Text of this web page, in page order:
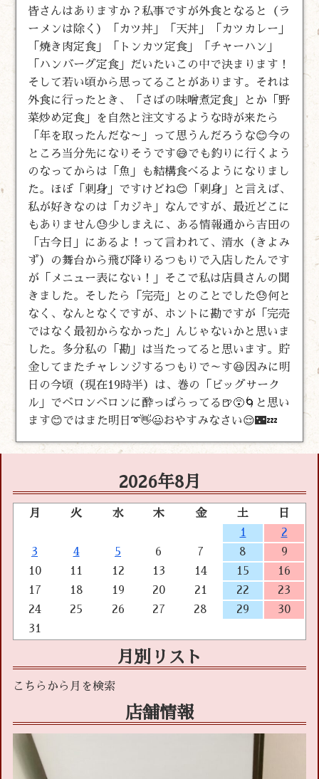
皆さんはありますか？私事ですが外食となると（ラ
ーメンは除く）「カツ丼」「天丼」「カツカレー」
「焼き肉定食」「トンカツ定食」「チャーハン」
「ハンバーグ定食」だいたいこの中で決まります！
そして若い頃から思ってることがあります。それは
外食に行ったとき、「さばの味噌煮定食」とか「野
菜炒め定食」を自然と注文するような時が来たら
「年を取ったんだな～」って思うんだろうな😊今の
ところ当分先になりそうです😅でも釣りに行くよう
のなってからは「魚」も結構食べるようになりまし
た。ほぼ「刺身」ですけどね😊「刺身」と言えば、
私が好きなのは「カジキ」なんですが、最近どこに
もありません😓少しまえに、ある情報通から吉田の
「古今日」にあるよ！って言われて、清水（きよみ
ず）の舞台から飛び降りるつもりで入店したんです
が「メニュー表にない！」そこで私は店員さんの聞
きました。そしたら「完売」とのことでした😓何と
なく、なんとなくですが、ホントに勘ですが「完売
ではなく最初からなかった」んじゃないかと思いま
した。多分私の「勘」は当たってると思います。貯
金してまたチャレンジするつもりで～す😆因みに明
日の今頃（現在19時半）は、巻の「ビッグサーク
ル」でベロンベロンに酔っぱらってる🍺😵🌀と思い
ます😊ではまた明日➰👋😃おやすみなさい😌🌃💤
2026年8月
月 火 水 木 金 土
日
1
2
3
4 5 6 7 8
9
10
11 12 13 14 15
16
17
18 19 20 21 22
23
24
25 26 27 28 29
30
31
月別リスト
店舗情報